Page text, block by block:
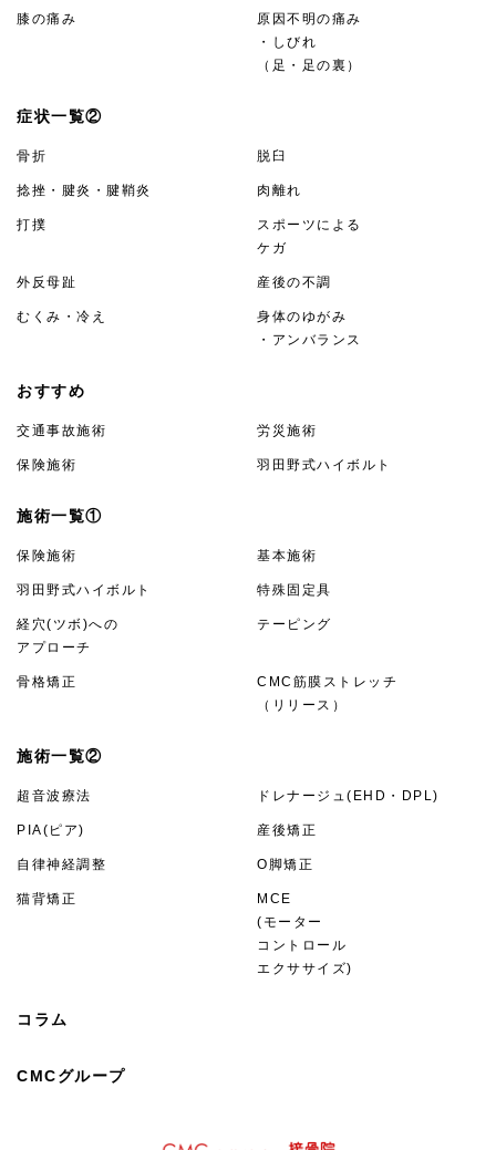
膝の痛み
原因不明の痛み
・しびれ
（足・足の裏）
症状一覧②
骨折 脱臼
捻挫・腱炎・腱鞘炎 肉離れ
打撲
スポーツによる
ケガ
外反母趾 産後の不調
むくみ・冷え
身体のゆがみ
・アンバランス
おすすめ
交通事故施術 労災施術
保険施術 羽田野式ハイボルト
施術一覧①
保険施術 基本施術
羽田野式ハイボルト 特殊固定具
経穴(ツボ)への
アプローチ
テーピング
骨格矯正
CMC筋膜ストレッチ
（リリース）
施術一覧②
超音波療法 ドレナージュ(EHD・DPL)
PIA(ピア) 産後矯正
自律神経調整 O脚矯正
猫背矯正
MCE
(モーター
コントロール
エクササイズ)
コラム
CMCグループ